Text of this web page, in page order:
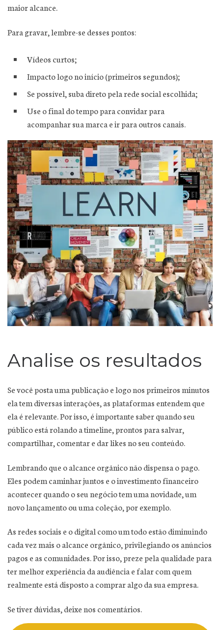
maior alcance.
Para gravar, lembre-se desses pontos:
Vídeos curtos;
Impacto logo no início (primeiros segundos);
Se possível, suba direto pela rede social escolhida;
Use o final do tempo para convidar para
acompanhar sua marca e ir para outros canais.
Analise os resultados
Se você posta uma publicação e logo nos primeiros minutos
ela tem diversas interações, as plataformas entendem que
ela é relevante. Por isso, é importante saber quando seu
público está rolando a timeline, prontos para salvar,
compartilhar, comentar e dar likes no seu conteúdo.
Lembrando que o alcance orgânico não dispensa o pago.
Eles podem caminhar juntos e o investimento financeiro
acontecer quando o seu negócio tem uma novidade, um
novo lançamento ou uma coleção, por exemplo.
As redes sociais e o digital como um todo estão diminuindo
cada vez mais o alcance orgânico, privilegiando os anúncios
pagos e as comunidades. Por isso, preze pela qualidade para
ter melhor experiência da audiência e falar com quem
realmente está disposto a comprar algo da sua empresa.
Se tiver dúvidas, deixe nos comentários.